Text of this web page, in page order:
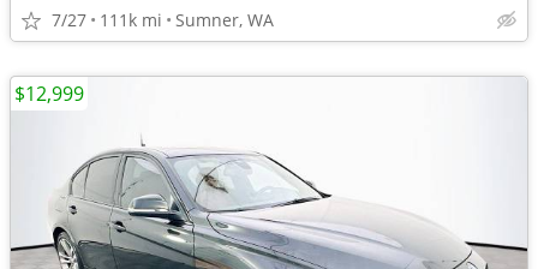
7/27 111k mi Sumner, WA
$12,999